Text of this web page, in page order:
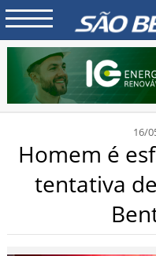
16/
Homem é
tentativa